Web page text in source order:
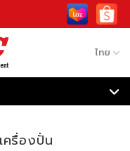
ไทย
องคั่วกาแฟ
เครื่องปั่น